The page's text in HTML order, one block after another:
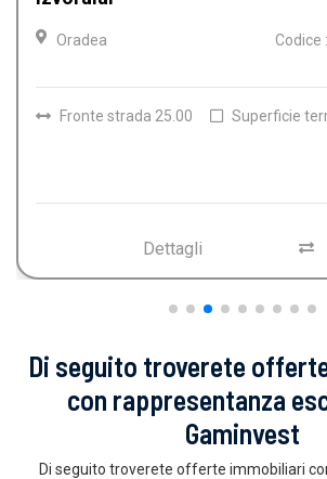
Camere 4 Bagni 2
Superficie terreno 150.00
Di seguito troverete
con rappresentanza
Gaminvest
Di seguito troverete offerte immobiliari